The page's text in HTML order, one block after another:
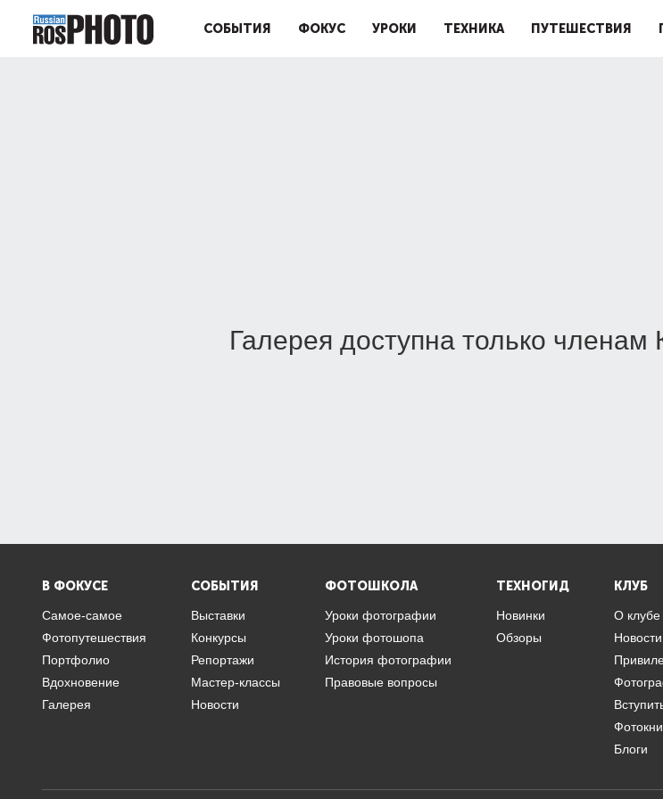
СОБЫТИЯ ФОКУС УРОКИ ТЕХНИКА ПУТЕШЕСТВИЯ
Галерея доступна только членам
В ФОКУСЕ
Самое-самое
Фотопутешествия
Портфолио
Вдохновение
Галерея
СОБЫТИЯ
Выставки
Конкурсы
Репортажи
Мастер-классы
Новости
ФОТОШКОЛА
Уроки фотографии
Уроки фотошопа
История фотографии
Правовые вопросы
ТЕХНОГИД
Новинки
Обзоры
КЛУБ
О клубе
Блоги